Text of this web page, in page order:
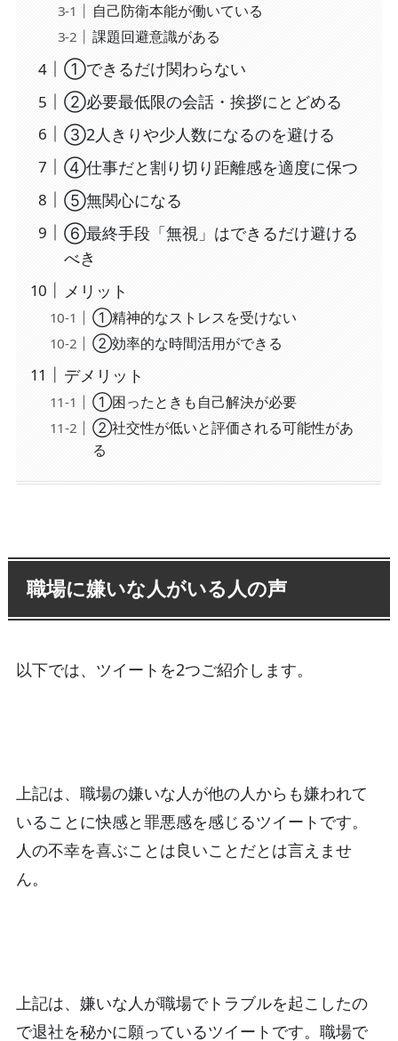
自己防衛本能が働いている
課題回避意識がある
①できるだけ関わらない
②必要最低限の会話・挨拶にとどめる
③2人きりや少人数になるのを避ける
④仕事だと割り切り距離感を適度に保つ
⑤無関心になる
⑥最終手段「無視」はできるだけ避ける
べき
メリット
①精神的なストレスを受けない
②効率的な時間活用ができる
デメリット
①困ったときも自己解決が必要
②社交性が低いと評価される可能性があ
る
職場に嫌いな人がいる人の声
以下では、ツイートを2つご紹介します。
上記は、職場の嫌いな人が他の人からも嫌われて
いることに快感と罪悪感を感じるツイートです。
人の不幸を喜ぶことは良いことだとは言えませ
ん。
上記は、嫌いな人が職場でトラブルを起こしたの
で退社を秘かに願っているツイートです。職場で